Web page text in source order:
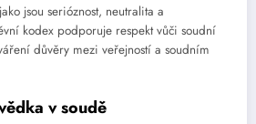
jsou serióznost, neutralita a
kodex podporuje respekt vůči soudní
důvěry mezi veřejností a soudním
v soudě